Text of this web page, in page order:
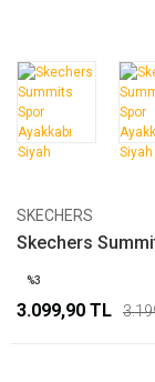
SKECHERS
Skechers
%3
3.099,90 TL